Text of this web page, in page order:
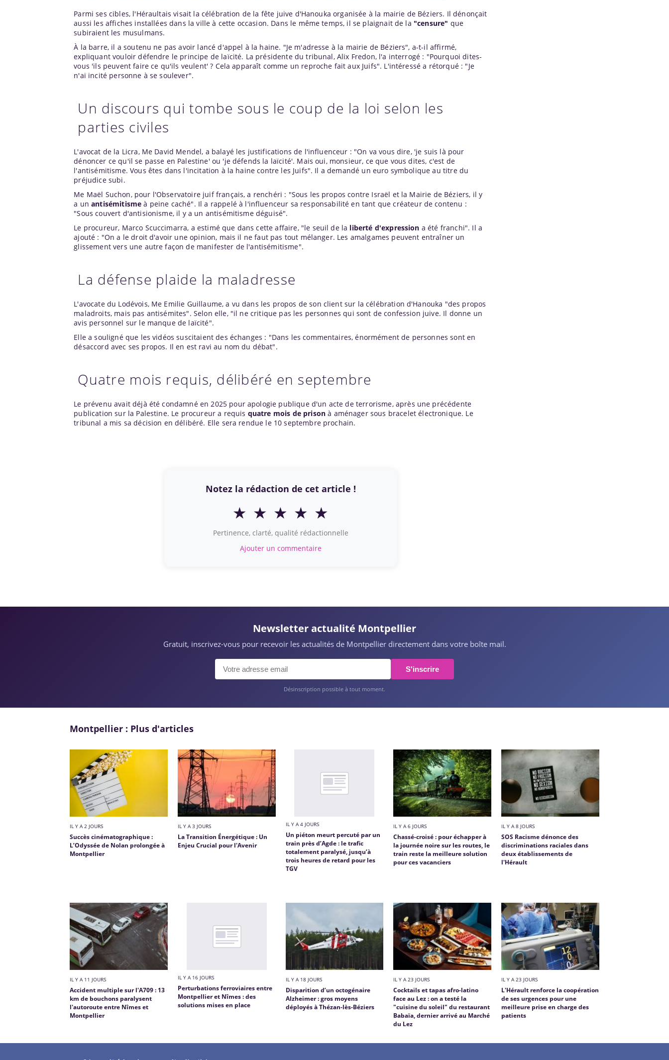
Parmi ses cibles, l'Héraultais visait la célébration de la fête juive d'Hanouka organisée à la mairie de Béziers. Il dénonçait
aussi les affiches installées dans la ville à cette occasion. Dans le même temps, il se plaignait de la "censure" que
subiraient les musulmans.
À la barre, il a soutenu ne pas avoir lancé d'appel à la haine. "Je m'adresse à la mairie de Béziers", a-t-il affirmé,
expliquant vouloir défendre le principe de laïcité. La présidente du tribunal, Alix Fredon, l'a interrogé : "Pourquoi dites-
vous 'ils peuvent faire ce qu'ils veulent' ? Cela apparaît comme un reproche fait aux Juifs". L'intéressé a rétorqué : "Je
n'ai incité personne à se soulever".
Un discours qui tombe sous le coup de la loi selon les
parties civiles
L'avocat de la Licra, Me David Mendel, a balayé les justifications de l'influenceur : "On va vous dire, 'je suis là pour
dénoncer ce qu'il se passe en Palestine' ou 'je défends la laïcité'. Mais oui, monsieur, ce que vous dites, c'est de
l'antisémitisme. Vous êtes dans l'incitation à la haine contre les Juifs". Il a demandé un euro symbolique au titre du
préjudice subi.
Me Maël Suchon, pour l'Observatoire juif français, a renchéri : "Sous les propos contre Israël et la Mairie de Béziers, il y
a unantisémitisme à peine caché". Il a rappelé à l'influenceur sa responsabilité en tant que créateur de contenu :
"Sous couvert d'antisionisme, il y a un antisémitisme déguisé".
Le procureur, Marco Scuccimarra, a estimé que dans cette affaire, "le seuil de la liberté d'expression a été franchi". Il a
ajouté : "On a le droit d'avoir une opinion, mais il ne faut pas tout mélanger. Les amalgames peuvent entraîner un
glissement vers une autre façon de manifester de l'antisémitisme".
La défense plaide la maladresse
L'avocate du Lodévois, Me Emilie Guillaume, a vu dans les propos de son client sur la célébration d'Hanouka "des propos
maladroits, mais pas antisémites". Selon elle, "il ne critique pas les personnes qui sont de confession juive. Il donne un
avis personnel sur le manque de laïcité".
Elle a souligné que les vidéos suscitaient des échanges : "Dans les commentaires, énormément de personnes sont en
désaccord avec ses propos. Il en est ravi au nom du débat".
Quatre mois requis, délibéré en septembre
Le prévenu avait déjà été condamné en 2025 pour apologie publique d'un acte de terrorisme, après une précédente
publication sur la Palestine. Le procureur a requis quatre mois de prison à aménager sous bracelet électronique. Le
tribunal a mis sa décision en délibéré. Elle sera rendue le 10 septembre prochain.
Notez la rédaction de cet article !
★ ★ ★ ★ ★
Pertinence, clarté, qualité rédactionnelle
Ajouter un commentaire
Newsletter actualité Montpellier
Gratuit, inscrivez-vous pour recevoir les actualités de Montpellier directement dans votre boîte mail.
S'inscrire
Désinscription possible à tout moment.
Montpellier : Plus d'articles
IL Y A 2 JOURS
Succès cinématographique :
L’Odyssée de Nolan prolongée à
Montpellier
IL Y A 3 JOURS
La Transition Énergétique : Un
Enjeu Crucial pour l'Avenir
IL Y A 4 JOURS
Un piéton meurt percuté par un
train près d’Agde : le trafic
totalement paralysé, jusqu’à
trois heures de retard pour les
TGV
IL Y A 6 JOURS
Chassé-croisé : pour échapper à
la journée noire sur les routes, le
train reste la meilleure solution
pour ces vacanciers
IL Y A 8 JOURS
SOS Racisme dénonce des
discriminations raciales dans
deux établissements de
l'Hérault
IL Y A 11 JOURS
Accident multiple sur l'A709 : 13
km de bouchons paralysent
l'autoroute entre Nîmes et
Montpellier
IL Y A 16 JOURS
Perturbations ferroviaires entre
Montpellier et Nîmes : des
solutions mises en place
IL Y A 18 JOURS
Disparition d’un octogénaire
Alzheimer : gros moyens
déployés à Thézan-lès-Béziers
IL Y A 23 JOURS
Cocktails et tapas afro-latino
face au Lez : on a testé la
"cuisine du soleil" du restaurant
Babaïa, dernier arrivé au Marché
du Lez
IL Y A 23 JOURS
L'Hérault renforce la coopération
de ses urgences pour une
meilleure prise en charge des
patients